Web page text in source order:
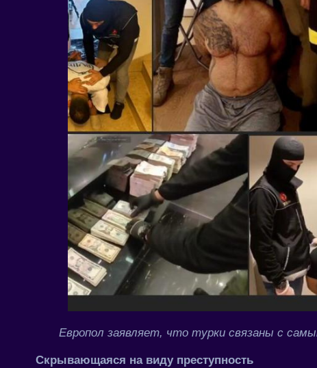
Европол заявляет, что турки связаны с
Скрывающаяся на виду преступность